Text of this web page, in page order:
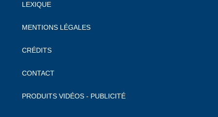
LEXIQUE
MENTIONS LÉGALES
CRÉDITS
CONTACT
PRODUITS VIDÉOS - PUBLICITÉ